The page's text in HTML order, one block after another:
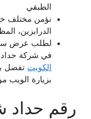
الطبقي
نؤمن مختلف
الدرابزين،
لطلب عرض
في شركة
الكويت تفضل
بزيارة الويب
رقم حداد